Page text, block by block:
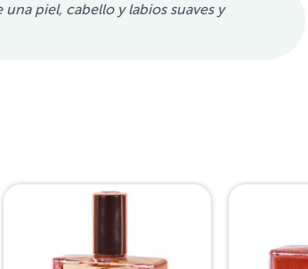
piel, cabello y labios suaves y